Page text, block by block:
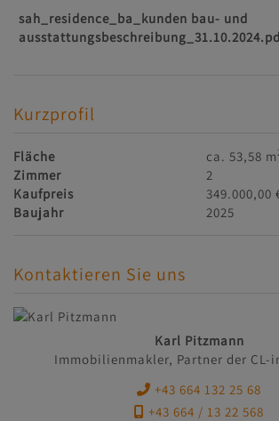
sah_residence_ba_kunden bau- und
Kurzprofil
Fläche ca. 53,58 m
Zimmer
2
Kaufpreis
349.000,00
Baujahr
2025
Kontaktieren Sie uns
Karl Pitzmann
Immobilienmakler, Partner der CL-
+43 664 132 25 68
+43 664 / 13 22 568